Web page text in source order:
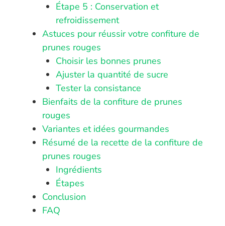
Étape 5 : Conservation et
refroidissement
Astuces pour réussir votre confiture de
prunes rouges
Choisir les bonnes prunes
Ajuster la quantité de sucre
Tester la consistance
Bienfaits de la confiture de prunes
rouges
Variantes et idées gourmandes
Résumé de la recette de la confiture de
prunes rouges
Ingrédients
Étapes
Conclusion
FAQ